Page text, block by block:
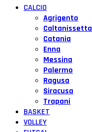
CALCIO
Agrigento
Caltanissetta
Catania
Enna
Messina
Palermo
Ragusa
Siracusa
Trapani
BASKET
VOLLEY